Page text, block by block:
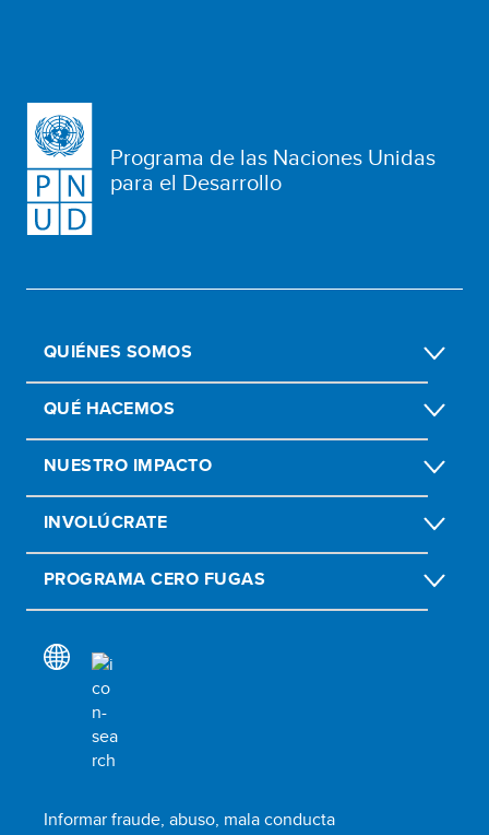
Programa de las Naciones Unidas
para el Desarrollo
QUIÉNES SOMOS
QUÉ HACEMOS
NUESTRO IMPACTO
INVOLÚCRATE
PROGRAMA CERO FUGAS
Informar fraude, abuso, mala conducta